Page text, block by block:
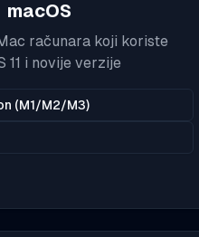
macOS
računara koji koriste
11 i novije verzije
(M1/M2/M3)